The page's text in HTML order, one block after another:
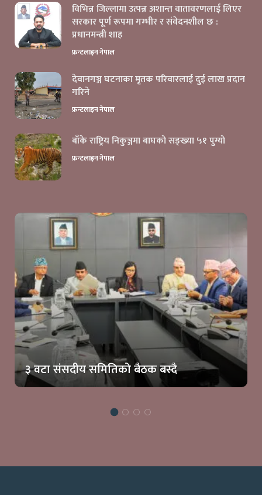
विभिन्न जिल्लामा उत्पन्न अशान्त वातावरणलाई लिएर
सरकार पूर्ण रूपमा गम्भीर र संवेदनशील छ :
प्रधानमन्त्री शाह
फ्रन्टलाइन नेपाल
देवानगञ्ज घटनाका मृतक परिवारलाई दुई लाख प्रदान
गरिने
फ्रन्टलाइन नेपाल
बाँके राष्ट्रिय निकुञ्जमा बाघको सङ्ख्या ५१ पुग्यो
फ्रन्टलाइन नेपाल
३ वटा संसदीय समितिको बैठक बस्दै